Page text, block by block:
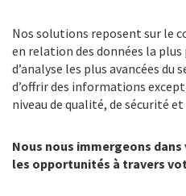
Nos solutions reposent sur le
en relation des données la
d’analyse les plus avancées du
d’offrir des informations
niveau de qualité, de sécurité
Nous nous immergeons
les opportunités à travers